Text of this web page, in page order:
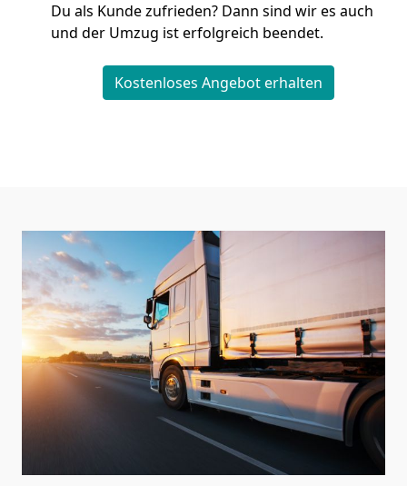
Du als Kunde zufrieden? Dann sind wir es auch
und der Umzug ist erfolgreich beendet.
Kostenloses Angebot erhalten